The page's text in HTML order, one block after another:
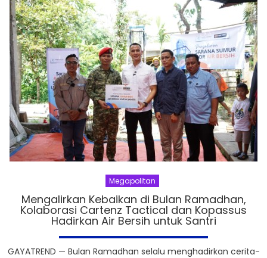
Megapolitan
Mengalirkan Kebaikan di Bulan Ramadhan,
Kolaborasi Cartenz Tactical dan Kopassus
Hadirkan Air Bersih untuk Santri
GAYATREND — Bulan Ramadhan selalu menghadirkan cerita-